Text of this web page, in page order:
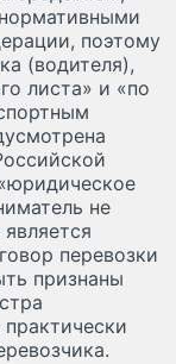
поэтому
(водителя),
листа» и «по
не
перевозки
признаны